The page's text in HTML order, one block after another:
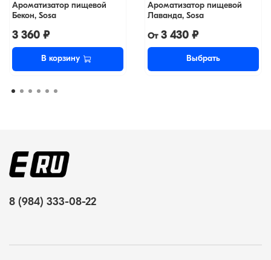
Ароматизатор пищевой
Бекон, Sosa
3 360 ₽
В корзину
Ароматизатор пищевой
Лаванда, Sosa
От3 430 ₽
Выбрать
8 (984) 333-08-22